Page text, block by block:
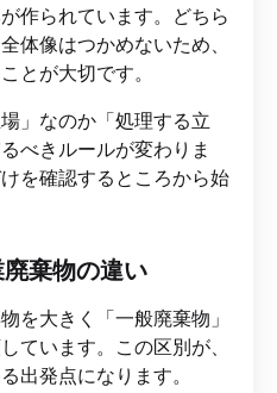
作られています。どちら
体像はつかめないため、
とが大切です。
」なのか「処理する立
べきルールが変わりま
を確認するところから始
棄物の違い
を大きく「一般廃棄物」
ています。この区別が、
出発点になります。